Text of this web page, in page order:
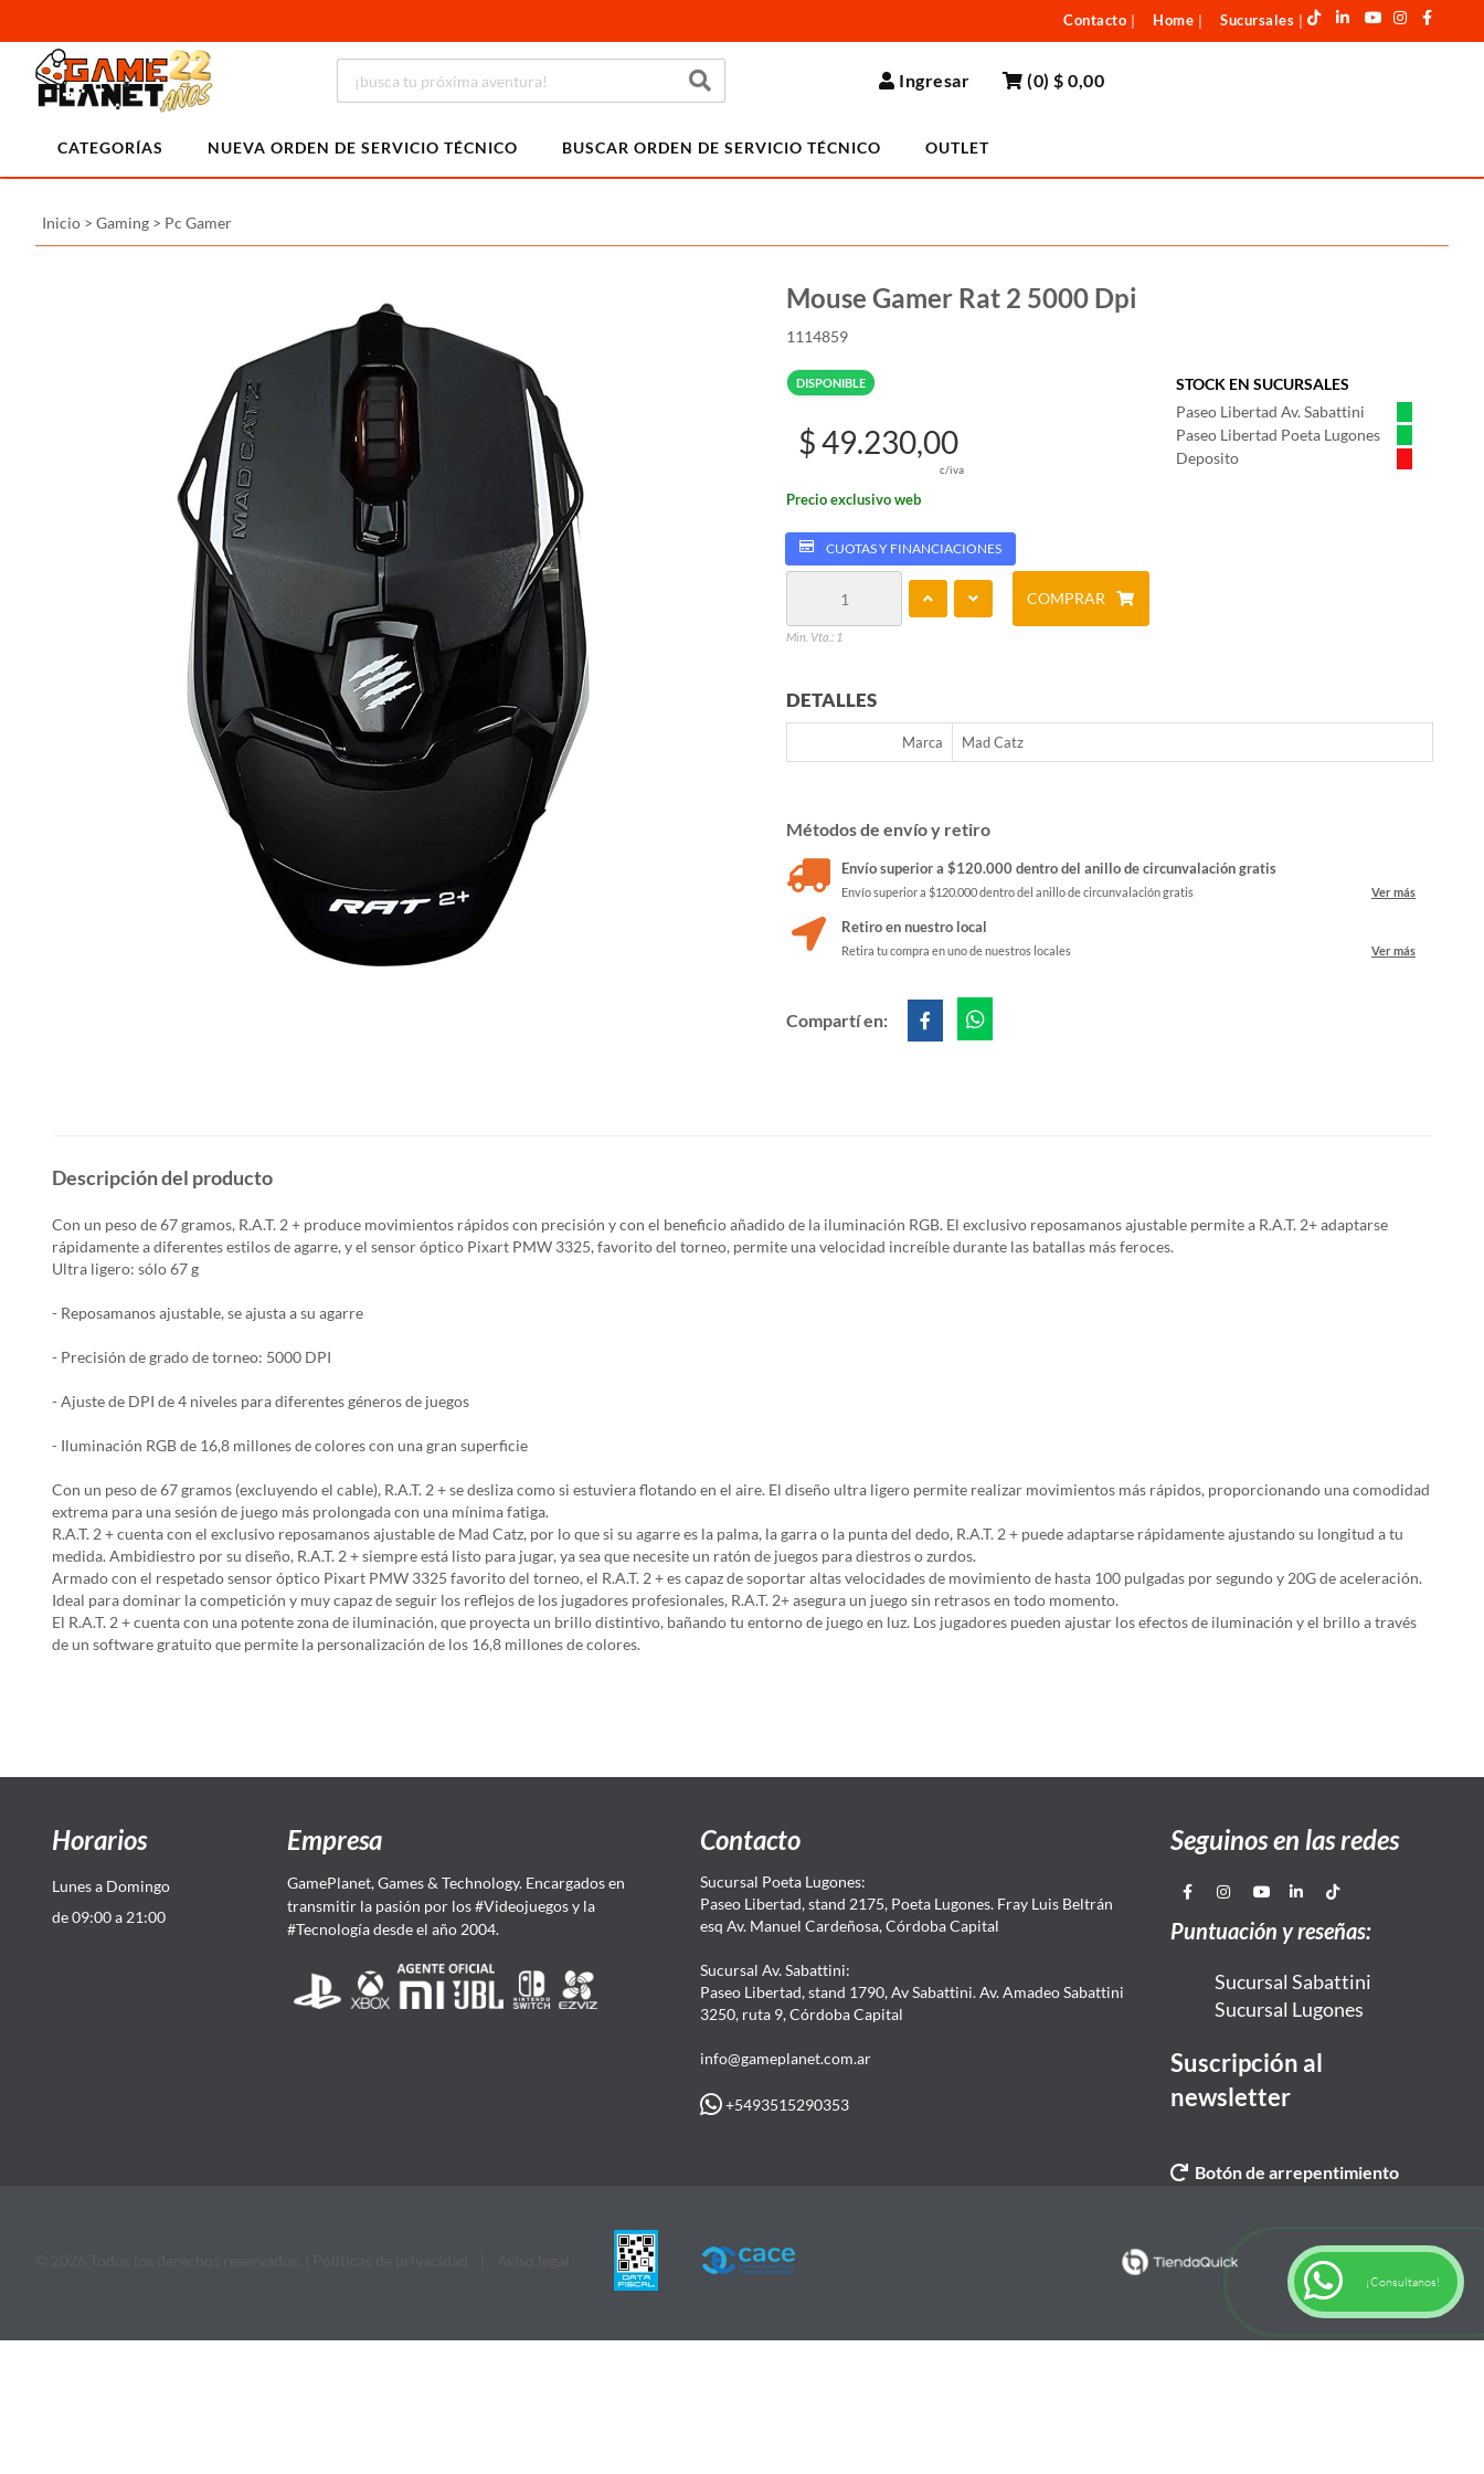
Contacto Home Sucursales
Ingresar (0)$ 0,00
CATEGORÍAS NUEVA ORDEN DE SERVICIO TÉCNICO BUSCAR ORDEN DE SERVICIO TÉCNICO OUTLET
Inicio > Gaming > Pc Gamer
Mouse Gamer Rat 2 5000 Dpi
1114859
DISPONIBLE
STOCK EN SUCURSALES
Paseo Libertad Av. Sabattini
Paseo Libertad Poeta Lugones
Deposito
$ 49.230,00
c/iva
Precio exclusivo web
CUOTAS Y FINANCIACIONES
Min. Vta.: 1
COMPRAR
DETALLES
Marca Mad Catz
Métodos de envío y retiro
Envío superior a $120.000 dentro del anillo de circunvalación gratis
Envío superior a $120.000 dentro del anillo de circunvalación gratis Ver más
Retiro en nuestro local
Retira tu compra en uno de nuestros locales Ver más
Compartí en:
Descripción del producto
Con un peso de 67 gramos, R.A.T. 2 + produce movimientos rápidos con precisión y con el beneficio añadido de la iluminación RGB. El exclusivo reposamanos ajustable permite a R.A.T. 2+ adaptarse
rápidamente a diferentes estilos de agarre, y el sensor óptico Pixart PMW 3325, favorito del torneo, permite una velocidad increíble durante las batallas más feroces.
Ultra ligero: sólo 67 g
- Reposamanos ajustable, se ajusta a su agarre
- Precisión de grado de torneo: 5000 DPI
- Ajuste de DPI de 4 niveles para diferentes géneros de juegos
- Iluminación RGB de 16,8 millones de colores con una gran superficie
Con un peso de 67 gramos (excluyendo el cable), R.A.T. 2 + se desliza como si estuviera flotando en el aire. El diseño ultra ligero permite realizar movimientos más rápidos, proporcionando una comodidad
extrema para una sesión de juego más prolongada con una mínima fatiga.
R.A.T. 2 + cuenta con el exclusivo reposamanos ajustable de Mad Catz, por lo que si su agarre es la palma, la garra o la punta del dedo, R.A.T. 2 + puede adaptarse rápidamente ajustando su longitud a tu
medida. Ambidiestro por su diseño, R.A.T. 2 + siempre está listo para jugar, ya sea que necesite un ratón de juegos para diestros o zurdos.
Armado con el respetado sensor óptico Pixart PMW 3325 favorito del torneo, el R.A.T. 2 + es capaz de soportar altas velocidades de movimiento de hasta 100 pulgadas por segundo y 20G de aceleración.
Ideal para dominar la competición y muy capaz de seguir los reflejos de los jugadores profesionales, R.A.T. 2+ asegura un juego sin retrasos en todo momento.
El R.A.T. 2 + cuenta con una potente zona de iluminación, que proyecta un brillo distintivo, bañando tu entorno de juego en luz. Los jugadores pueden ajustar los efectos de iluminación y el brillo a través
de un software gratuito que permite la personalización de los 16,8 millones de colores.
Horarios
Lunes a Domingo
de 09:00 a 21:00
Empresa
GamePlanet, Games & Technology. Encargados en
transmitir la pasión por los #Videojuegos y la
#Tecnología desde el año 2004.
Contacto
Sucursal Poeta Lugones:
Paseo Libertad, stand 2175, Poeta Lugones. Fray Luis Beltrán
esq Av. Manuel Cardeñosa, Córdoba Capital
Sucursal Av. Sabattini:
Paseo Libertad, stand 1790, Av Sabattini. Av. Amadeo Sabattini
3250, ruta 9, Córdoba Capital
info@gameplanet.com.ar
+5493515290353
Seguinos en las redes
Puntuación y reseñas:
Sucursal Sabattini
Sucursal Lugones
Suscripción al
newsletter
Botón de arrepentimiento
¡Consultanos!